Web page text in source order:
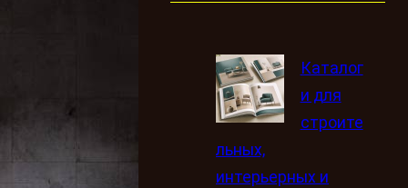
Каталог
и для
строите
льных,
интерьерных и